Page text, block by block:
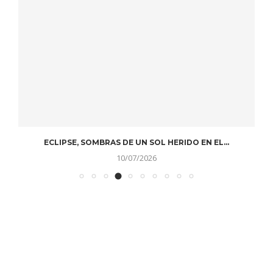
ECLIPSE, SOMBRAS DE UN SOL HERIDO EN EL...
10/07/2026